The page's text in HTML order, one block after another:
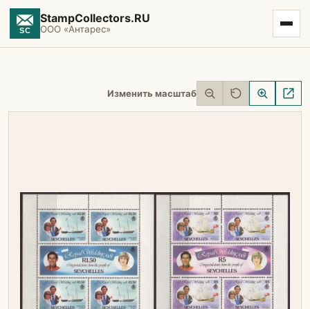
StampCollectors.RU
ООО «Антарес»
Изменить масштаб